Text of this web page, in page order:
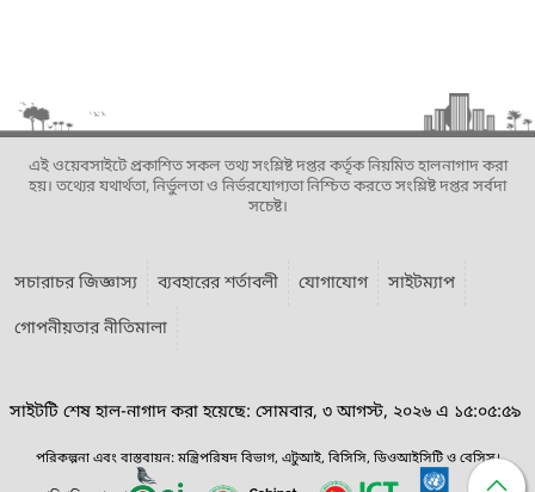
এই ওয়েবসাইটে প্রকাশিত সকল তথ্য সংশ্লিষ্ট দপ্তর কর্তৃক নিয়মিত হালনাগাদ করা
হয়। তথ্যের যথার্থতা, নির্ভুলতা ও নির্ভরযোগ্যতা নিশ্চিত করতে সংশ্লিষ্ট দপ্তর সর্বদা
সচেষ্ট।
সচারাচর জিজ্ঞাস্য ব্যবহারের শর্তাবলী যোগাযোগ
সাইটম্যাপ
গোপনীয়তার নীতিমালা
সাইটটি শেষ হাল-নাগাদ করা হয়েছে: সোমবার, ৩ আগস্ট, ২০২৬ এ ১৫:০৫:৫৯
পরিকল্পনা এবং বাস্তবায়ন: মন্ত্রিপরিষদ বিভাগ, এটুআই, বিসিসি, ডিওআইসিটি ও বেসিস।